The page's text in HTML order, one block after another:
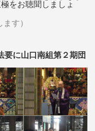
をお聴聞しましょ
す）
要に山口南組第２期団